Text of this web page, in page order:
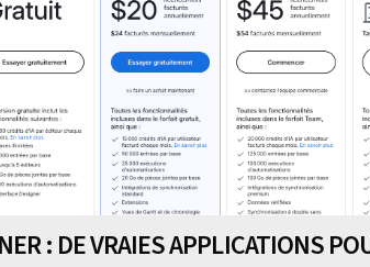
: DE VRAIES APPLICATIONS